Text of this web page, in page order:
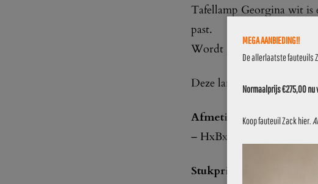
Tafellamp Georgina wit is
past.
Wordt geleverd inclusief
Deze lamp is van het merk
Afmetingen:
– HxBxD: 30×10,5×10,5 cm
Stukprijs € 39,95
MEGA AANBIEDING!!
De allerlaatste fauteuils
Normaalprijs €275,00
Koop fauteuil Zackhier.